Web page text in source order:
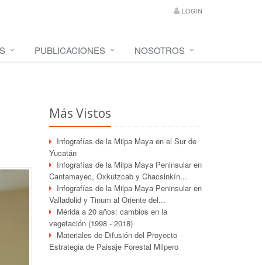
LOGIN
PUBLICACIONES NOSOTROS
Más Vistos
Infografías de la Milpa Maya en el Sur de
Yucatán
Infografías de la Milpa Maya Peninsular en
Cantamayec, Oxkutzcab y Chacsinkín...
Infografías de la Milpa Maya Peninsular en
Valladolid y Tinum al Oriente del...
Mérida a 20 años: cambios en la
vegetación (1998 - 2018)
Materiales de Difusión del Proyecto
Estrategia de Paisaje Forestal Milpero